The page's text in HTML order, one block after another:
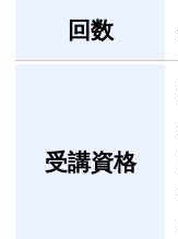
回数
受講資格